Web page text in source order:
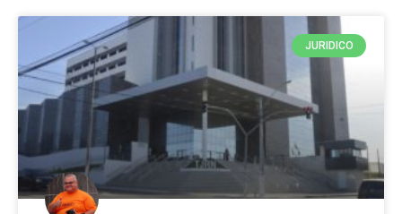
JURIDICO